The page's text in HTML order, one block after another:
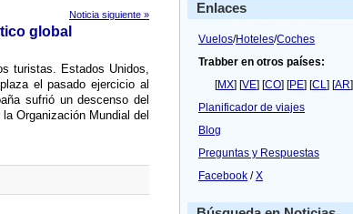
Noticia siguiente »
global
turistas. Estados Unidos,
el pasado ejercicio al
sufrió un descenso del
Organización Mundial del
Enlaces
Vuelos/Hoteles/Coches
Trabber en otros países:
[MX] [VE] [CO] [PE] [CL] [AR]
Planificador de viajes
Blog
Preguntas y Respuestas
Facebook /X